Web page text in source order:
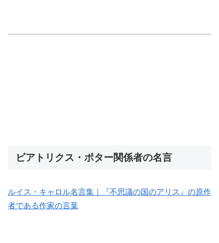
ビアトリクス・ポター関係者の名言
ルイス・キャロル名言集｜『不思議の国のアリス』の原作
者である作家の言葉